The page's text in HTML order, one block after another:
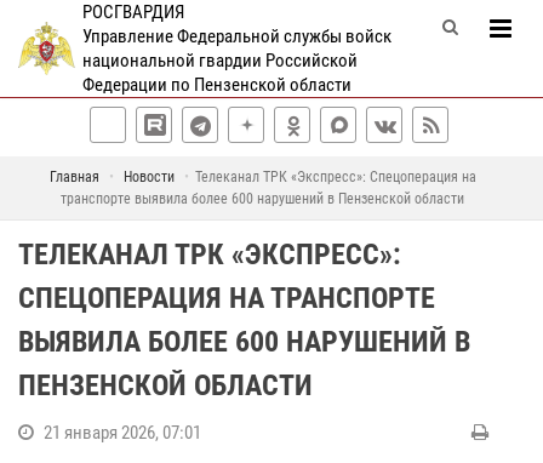
РОСГВАРДИЯ
Управление Федеральной службы войск
национальной гвардии Российской
Федерации по Пензенской области
Главная Новости
Телеканал ТРК «Экспресс»: Спецоперация на
транспорте выявила более 600 нарушений в Пензенской области
ТЕЛЕКАНАЛ ТРК «ЭКСПРЕСС»:
СПЕЦОПЕРАЦИЯ НА ТРАНСПОРТЕ
ВЫЯВИЛА БОЛЕЕ 600 НАРУШЕНИЙ В
ПЕНЗЕНСКОЙ ОБЛАСТИ
21 января 2026, 07:01